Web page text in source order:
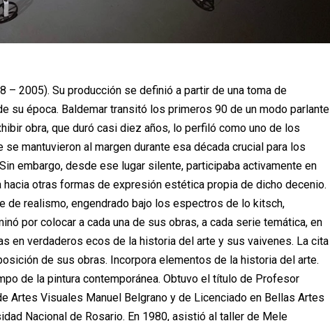
– 2005). Su producción se definió a partir de una toma de
época. Baldemar transitó los primeros 90 de un modo parlante
obra, que duró casi diez años, lo perfiló como uno de los
mantuvieron al margen durante esa década crucial para los
embargo, desde ese lugar silente, participaba activamente en
otras formas de expresión estética propia de dicho decenio.
de realismo, engendrado bajo los espectros de lo kitsch,
por colocar a cada una de sus obras, a cada serie temática, en
en verdaderos ecos de la historia del arte y sus vaivenes. La cita
de sus obras. Incorpora elementos de la historia del arte.
de la pintura contemporánea. Obtuvo el título de Profesor
Artes Visuales Manuel Belgrano y de Licenciado en Bellas Artes
Nacional de Rosario. En 1980, asistió al taller de Mele